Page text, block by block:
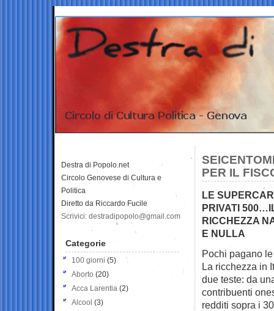
PER IL
LE
PRIVATI
RICCHEZZA
E NULLA
Pochi pagano
La ricchezza in
due teste: da
contribuenti
redditi sopra i
Destra di Popolo.net
Circolo Genovese di Cultura e
Politica
Diretto da Riccardo Fucile
Scrivici: destradipopolo@gmail.com
Categorie
100 giorni (5)
Aborto (20)
Acca Larentia (2)
Alcool (3)